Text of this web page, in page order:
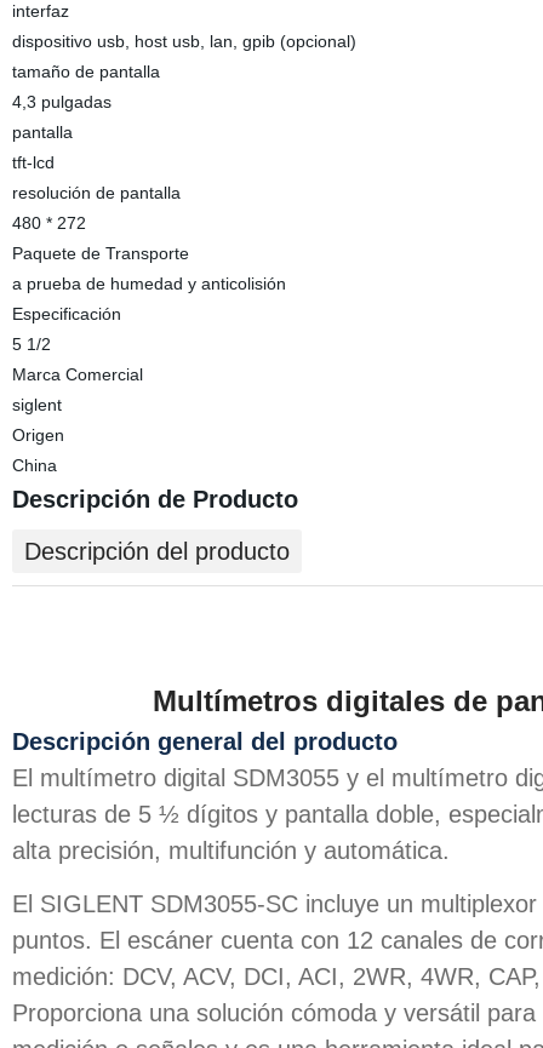
interfaz
dispositivo usb, host usb, lan, gpib (opcional)
tamaño de pantalla
4,3 pulgadas
pantalla
tft-lcd
resolución de pantalla
480 * 272
Paquete de Transporte
a prueba de humedad y anticolisión
Especificación
5 1/2
Marca Comercial
siglent
Origen
China
Descripción de Producto
Descripción del producto
Multímetros digitales de
Descripción general del producto
El multímetro digital SDM3055 y el multímetro
lecturas de 5 ½ dígitos y pantalla doble,
alta precisión, multifunción y automática.
El SIGLENT SDM3055-SC incluye un
puntos. El escáner cuenta con 12 canales de
medición: DCV, ACV, DCI, ACI, 2WR, 4WR,
Proporciona una solución cómoda y versátil